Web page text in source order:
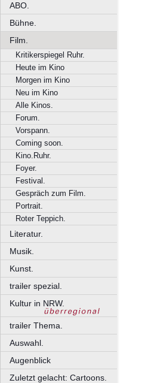
ABO.
Bühne.
Film.
Kritikerspiegel Ruhr.
Heute im Kino
Morgen im Kino
Neu im Kino
Alle Kinos.
Forum.
Vorspann.
Coming soon.
Kino.Ruhr.
Foyer.
Festival.
Gespräch zum Film.
Portrait.
Roter Teppich.
Literatur.
Musik.
Kunst.
trailer spezial.
Kultur in NRW.
trailer Thema.
Auswahl.
Augenblick
Zuletzt gelacht: Cartoons.